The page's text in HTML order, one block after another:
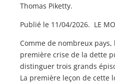
Thomas Piketty.
Publié le 11/04/2026. LE
Comme de nombreux pays,
première crise de la dette
distinguer trois grands
La première leçon de cette